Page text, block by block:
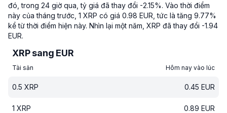
đó, trong 24 giờ qua, tỷ giá đã thay đổi -2.15%. Vào thời điểm
này của tháng trước, 1 XRP có giá 0.98 EUR, tức là tăng 9.77%
kể từ thời điểm hiện này. Nhìn lại một năm, XRP đã thay đổi -1.94
EUR.
XRP sang EUR
Tài sản Hôm nay vào lúc
0.5 XRP 0.45 EUR
1 XRP 0.89 EUR